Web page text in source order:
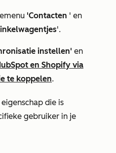
'Contacten ' en
'.
instellen' en
en Shopify via
te koppelen.
die is
gebruiker in je